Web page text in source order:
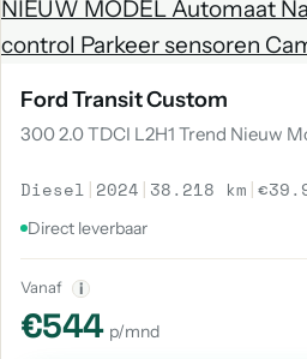
Ford Transit Custom
300 2.0 TDCI L2H1 Trend Nieuw
Diesel | 2024 | 38.218 km |
Direct leverbaar
Vanaf i
€544 p/mnd